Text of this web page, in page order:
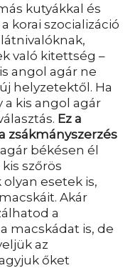
kutyákkal és
korai szocializáció
való kitettség –
angol agár ne
helyzetektől. Ha
a kis angol agár
Ez a
zsákmányszerzés
békésen él
szőrös
esetek is,
Akár
a
macskádat is, de
az
őket